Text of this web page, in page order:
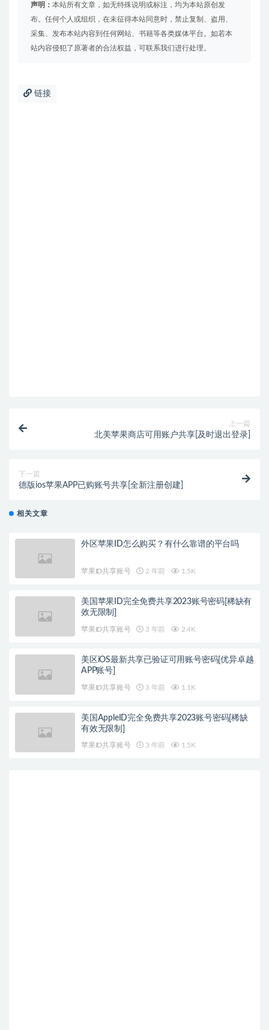
声明： 本站所有文章，如无特殊说明或标注，均为本站原创发
布。任何个人或组织，在未征得本站同意时，禁止复制、盗用、
采集、发布本站内容到任何网站、书籍等各类媒体平台。如若本
站内容侵犯了原著者的合法权益，可联系我们进行处理。
链接
上一篇
北美苹果商店可用账户共享[及时退出登录]
下一篇
德版ios苹果APP已购账号共享[全新注册创建]
相关文章
外区苹果ID怎么购买？有什么靠谱的平台吗
苹果ID共享账号 2 年前 1.5K
美国苹果ID完全免费共享2023账号密码[稀缺有
效无限制]
苹果ID共享账号 3 年前 2.4K
美区iOS最新共享已验证可用账号密码[优异卓越
APP账号]
苹果ID共享账号 3 年前 1.1K
美国AppleID完全免费共享2023账号密码[稀缺
有效无限制]
苹果ID共享账号 3 年前 1.5K